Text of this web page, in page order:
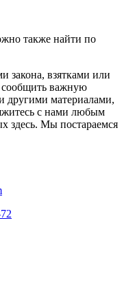
также найти по
закона, взятками или
сообщить важную
другими материалами,
с нами любым
здесь. Мы постараемся